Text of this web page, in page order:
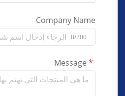
Company Name
0/200